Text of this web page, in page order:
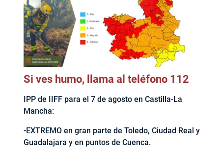
Si ves humo, llama al teléfono 112
IPP de IIFF para el 7 de agosto en Castilla-La
Mancha:
-EXTREMO en gran parte de Toledo, Ciudad Real y
Guadalajara y en puntos de Cuenca.